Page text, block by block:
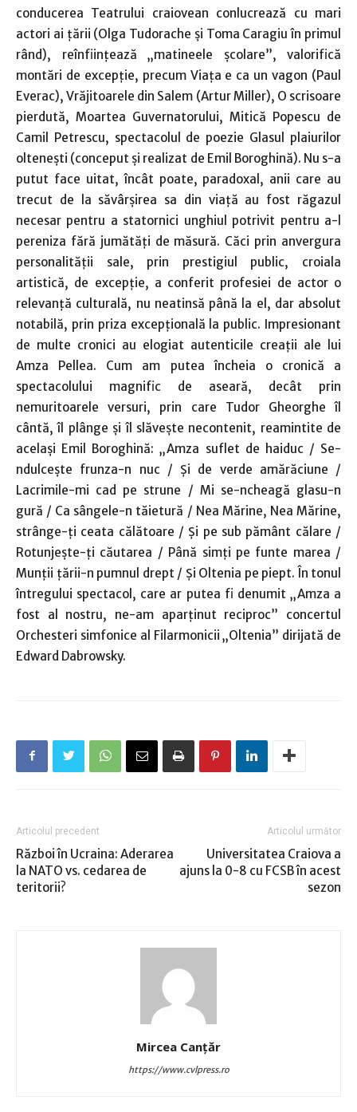
conducerea Teatrului craiovean conlucrează cu mari
actori ai ţării (Olga Tudorache şi Toma Caragiu în primul
rând), reînfiinţează „matineele şcolare”, valorifică
montări de excepţie, precum Viaţa e ca un vagon (Paul
Everac), Vrăjitoarele din Salem (Artur Miller), O scrisoare
pierdută, Moartea Guvernatorului, Mitică Popescu de
Camil Petrescu, spectacolul de poezie Glasul plaiurilor
olteneşti (conceput şi realizat de Emil Boroghină). Nu s-a
putut face uitat, încât poate, paradoxal, anii care au
trecut de la săvârşirea sa din viaţă au fost răgazul
necesar pentru a statornici unghiul potrivit pentru a-l
pereniza fără jumătăţi de măsură. Căci prin anvergura
personalităţii sale, prin prestigiul public, croiala
artistică, de excepţie, a conferit profesiei de actor o
relevanţă culturală, nu neatinsă până la el, dar absolut
notabilă, prin priza excepţională la public. Impresionant
de multe cronici au elogiat autenticile creaţii ale lui
Amza Pellea. Cum am putea încheia o cronică a
spectacolului magnific de aseară, decât prin
nemuritoarele versuri, prin care Tudor Gheorghe îl
cântă, îl plânge şi îl slăveşte necontenit, reamintite de
acelaşi Emil Boroghină: „Amza suflet de haiduc / Se-
ndulceşte frunza-n nuc / Şi de verde amărăciune /
Lacrimile-mi cad pe strune / Mi se-ncheagă glasu-n
gură / Ca sângele-n tăietură / Nea Mărine, Nea Mărine,
strânge-ţi ceata călătoare / Şi pe sub pământ călare /
Rotunjeşte-ţi căutarea / Până simţi pe funte marea /
Munţii ţării-n pumnul drept / Şi Oltenia pe piept. În tonul
întregului spectacol, care ar putea fi denumit „Amza a
fost al nostru, ne-am aparţinut reciproc” concertul
Orchesteri simfonice al Filarmonicii „Oltenia” dirijată de
Edward Dabrowsky.
Articolul precedent
Război în Ucraina: Aderarea
la NATO vs. cedarea de
teritorii?
Articolul următor
Universitatea Craiova a
ajuns la 0-8 cu FCSB în acest
sezon
Mircea Canţăr
https://www.cvlpress.ro